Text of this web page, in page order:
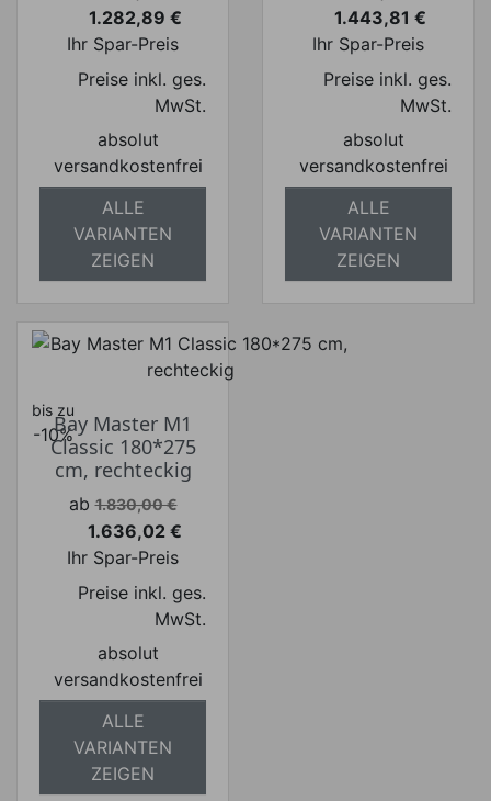
Preis
1.282,89 €
Ihr Spar-Preis
Preise inkl. ges.
MwSt.
absolut
versandkostenfrei
ALLE
VARIANTEN
ZEIGEN
Preis
1.443,81 €
Ihr Spar-Preis
Preise inkl. ges.
MwSt.
absolut
versandkostenfrei
ALLE
VARIANTEN
ZEIGEN
bis zu
-10%Bay Master M1
Classic 180*275
cm, rechteckig
Verkaufspreis
ab 1.830,00 €
Preis
1.636,02 €
Ihr Spar-Preis
Preise inkl. ges.
MwSt.
absolut
versandkostenfrei
ALLE
VARIANTEN
ZEIGEN